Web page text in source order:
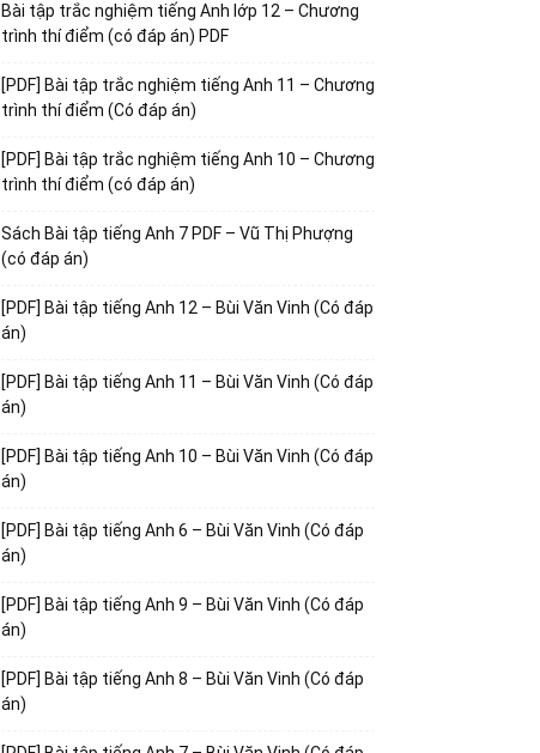
Bài tập trắc nghiệm tiếng Anh lớp 12 – Chương
trình thí điểm (có đáp án) PDF
[PDF] Bài tập trắc nghiệm tiếng Anh 11 – Chương
trình thí điểm (Có đáp án)
[PDF] Bài tập trắc nghiệm tiếng Anh 10 – Chương
trình thí điểm (có đáp án)
Sách Bài tập tiếng Anh 7 PDF – Vũ Thị Phượng
(có đáp án)
[PDF] Bài tập tiếng Anh 12 – Bùi Văn Vinh (Có đáp
án)
[PDF] Bài tập tiếng Anh 11 – Bùi Văn Vinh (Có đáp
án)
[PDF] Bài tập tiếng Anh 10 – Bùi Văn Vinh (Có đáp
án)
[PDF] Bài tập tiếng Anh 6 – Bùi Văn Vinh (Có đáp
án)
[PDF] Bài tập tiếng Anh 9 – Bùi Văn Vinh (Có đáp
án)
[PDF] Bài tập tiếng Anh 8 – Bùi Văn Vinh (Có đáp
án)